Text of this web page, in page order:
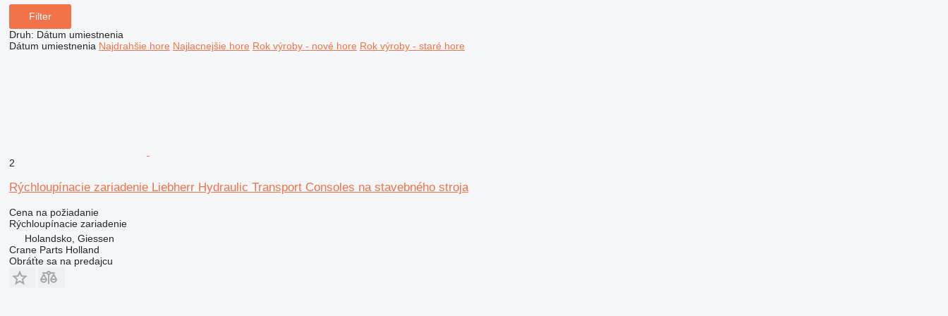
Filter
Druh: Dátum umiestnenia
Dátum umiestnenia Najdrahšie hore Najlacnejšie hore Rok výroby - nové hore Rok výroby - staré hore
2
Rýchloupínacie zariadenie Liebherr Hydraulic Transport Consoles na stavebného stroja
Cena na požiadanie
Rýchloupínacie zariadenie
Holandsko, Giessen
Crane Parts Holland
Obráťte sa na predajcu